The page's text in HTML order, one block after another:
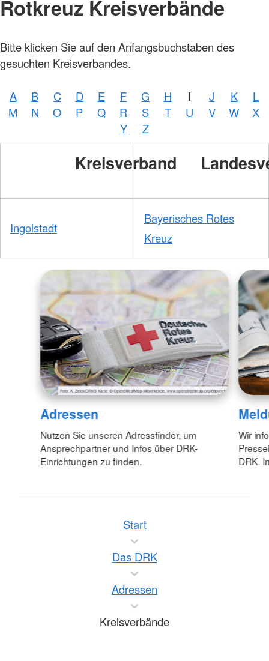
Rotkreuz Kreisverbände
Bitte klicken Sie auf den Anfangsbuchstaben des
gesuchten Kreisverbandes.
A B C D E F G H I J K
L
M
N O P Q R S T U V W
X
Y
Z
Kreisverband
Ingolstadt
Bayerisches Rotes
Kreuz
Adressen
Nutzen Sie unseren Adressfinder, um
Ansprechpartner und Infos über DRK-
Einrichtungen zu finden.
Wir
DRK.
Start
Das DRK
Adressen
Kreisverbände